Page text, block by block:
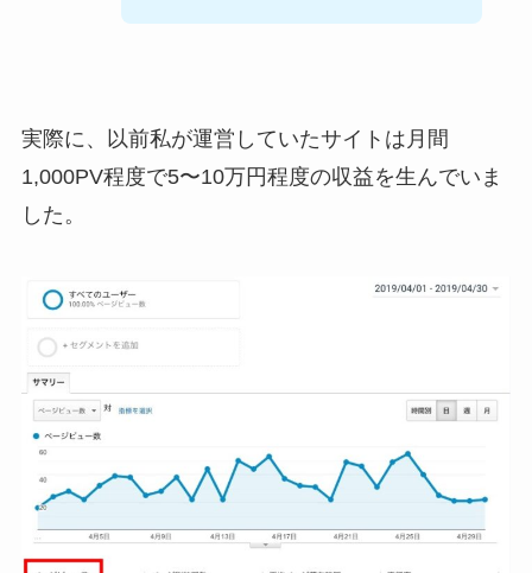
実際に、以前私が運営していたサイトは月間
1,000PV程度で5〜10万円程度の収益を生んでいま
した。